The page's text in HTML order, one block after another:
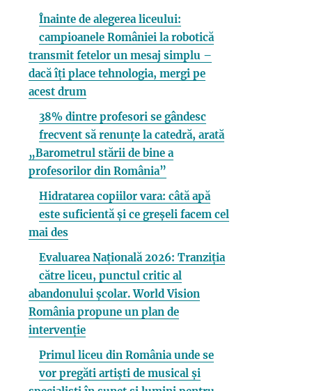
Înainte de alegerea liceului:
campioanele României la robotică
transmit fetelor un mesaj simplu –
dacă îți place tehnologia, mergi pe
acest drum
38% dintre profesori se gândesc
frecvent să renunțe la catedră, arată
„Barometrul stării de bine a
profesorilor din România”
Hidratarea copiilor vara: câtă apă
este suficientă și ce greșeli facem cel
mai des
Evaluarea Națională 2026: Tranziția
către liceu, punctul critic al
abandonului școlar. World Vision
România propune un plan de
intervenție
Primul liceu din România unde se
vor pregăti artiști de musical și